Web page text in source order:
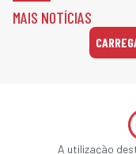
MAIS NOTÍCIAS
A utilização